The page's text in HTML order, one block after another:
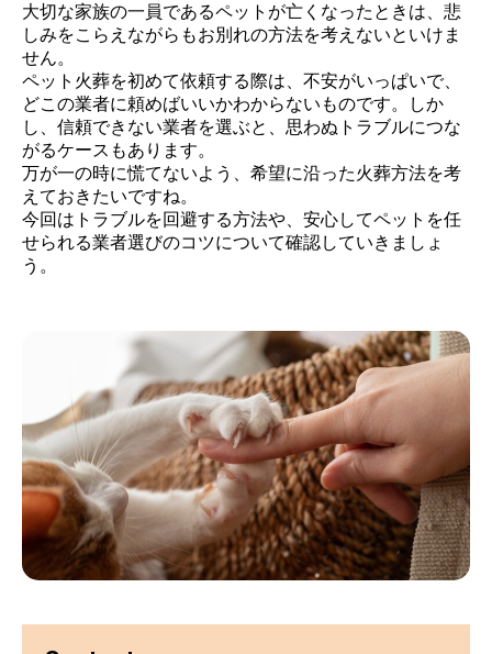
大切な家族の一員であるペットが亡くなったときは、悲
しみをこらえながらもお別れの方法を考えないといけま
せん。
ペット火葬を初めて依頼する際は、不安がいっぱいで、
どこの業者に頼めばいいかわからないものです。しか
し、信頼できない業者を選ぶと、思わぬトラブルにつな
がるケースもあります。
万が一の時に慌てないよう、希望に沿った火葬方法を考
えておきたいですね。
今回はトラブルを回避する方法や、安心してペットを任
せられる業者選びのコツについて確認していきましょ
う。